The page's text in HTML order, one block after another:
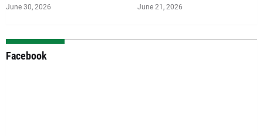
June 30, 2026 June 21, 2026
Facebook